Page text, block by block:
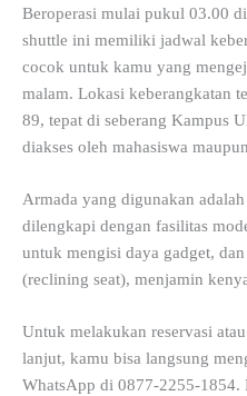
Beroperasi mulai pukul 03.00
shuttle ini memiliki jadwal
cocok untuk kamu yang
malam. Lokasi keberangkatan
89, tepat di seberang Kampus
diakses oleh mahasiswa
Armada yang digunakan
dilengkapi dengan fasilitas
untuk mengisi daya gadget,
(reclining seat), menjamin
Untuk melakukan reservasi
lanjut, kamu bisa langsung
WhatsApp di 0877-2255-1854.